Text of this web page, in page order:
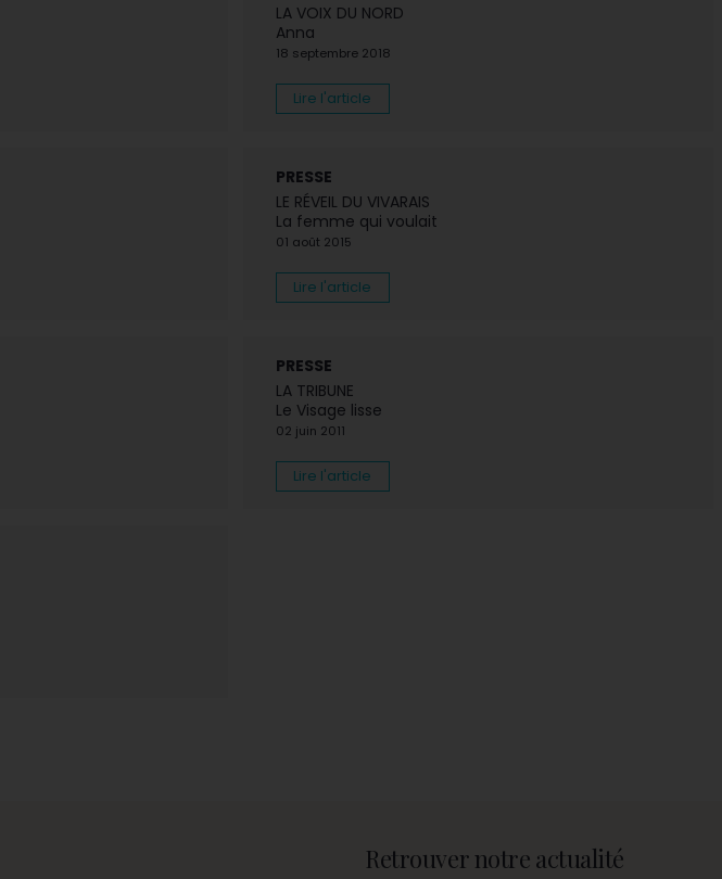
LA VOIX DU NORD
Anna
18 septembre 2018
Lire l'article
PRESSE
LE RÉVEIL DU VIVARAIS
La femme qui voulait
01 août 2015
Lire l'article
PRESSE
LA TRIBUNE
Le Visage lisse
02 juin 2011
Lire l'article
Retrouver notre actualité